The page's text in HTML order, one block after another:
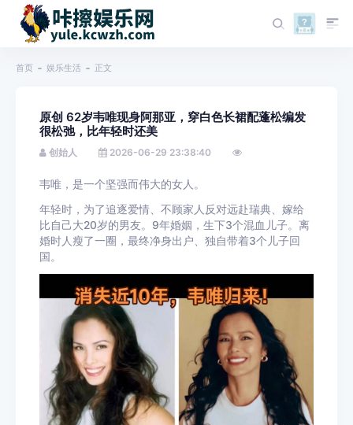
首页 娱乐生活 正文
原创 62岁韦唯现身阿那亚，穿白色长裙配蓬松编发
很松弛，比年轻时还美
创始人 2026-06-29 23:38:40
韦唯，是一个坚强而伟大的女人。
年轻时，为了追逐爱情、不顾家人反对远赴瑞典、嫁给
比自己大20岁的男友。9年婚姻，生下3个混血儿子。离
婚时人瘦了一圈，最终净身出户、独自带着3个儿子回
国。